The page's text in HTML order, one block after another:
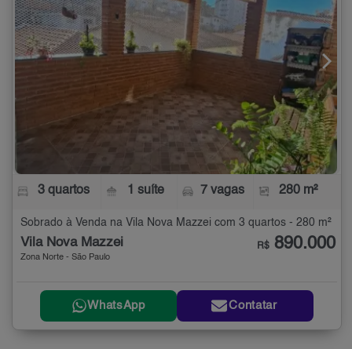
3 quartos 1 suíte 7 vagas 280 m²
Sobrado à Venda na Vila Nova Mazzei com 3 quartos - 280 m²
Vila Nova Mazzei
Zona Norte - São Paulo
R$ 890.000
WhatsApp Contatar